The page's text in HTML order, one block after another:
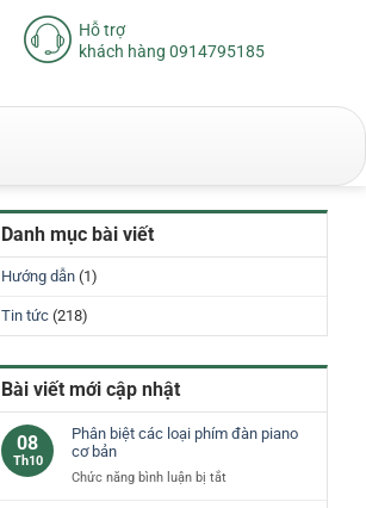
Hỗ trợ
khách hàng 0914795185
Danh mục bài viết
Hướng dẫn (1)
Tin tức (218)
Bài viết mới cập nhật
08
Th10
Phân biệt các loại phím đàn piano
cơ bản
Chức năng bình luận bị tắtở